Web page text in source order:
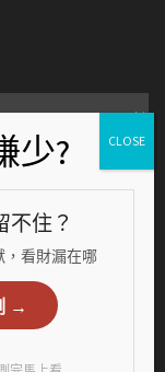
版權所有，
漏財的真正原因
不住？
，看財漏在哪
→